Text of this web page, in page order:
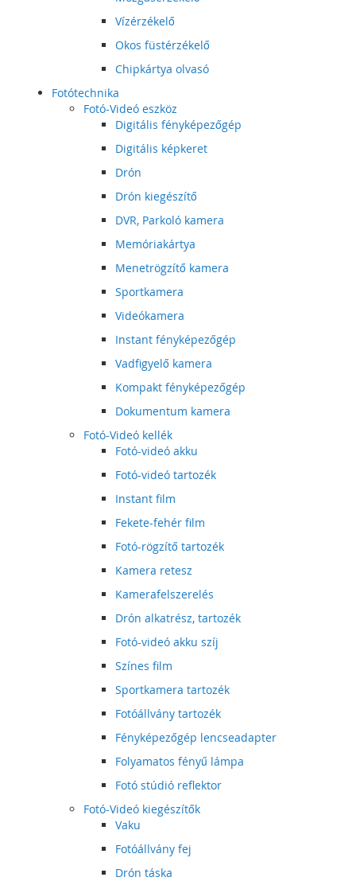
Vízérzékelő
Okos füstérzékelő
Chipkártya olvasó
Fotótechnika
Fotó-Videó eszköz
Digitális fényképezőgép
Digitális képkeret
Drón
Drón kiegészítő
DVR, Parkoló kamera
Memóriakártya
Menetrögzítő kamera
Sportkamera
Videókamera
Instant fényképezőgép
Vadfigyelő kamera
Kompakt fényképezőgép
Dokumentum kamera
Fotó-Videó kellék
Fotó-videó akku
Fotó-videó tartozék
Instant film
Fekete-fehér film
Fotó-rögzítő tartozék
Kamera retesz
Kamerafelszerelés
Drón alkatrész, tartozék
Fotó-videó akku szíj
Színes film
Sportkamera tartozék
Fotóállvány tartozék
Fényképezőgép lencseadapter
Folyamatos fényű lámpa
Fotó stúdió reflektor
Fotó-Videó kiegészítők
Vaku
Fotóállvány fej
Drón táska